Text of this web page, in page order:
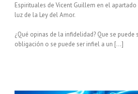
Espirituales de Vicent Guillem en el
luz de la Ley del Amor.
¿Qué opinas de la infidelidad? Que se puede
obligación o se puede ser infiel a un […]